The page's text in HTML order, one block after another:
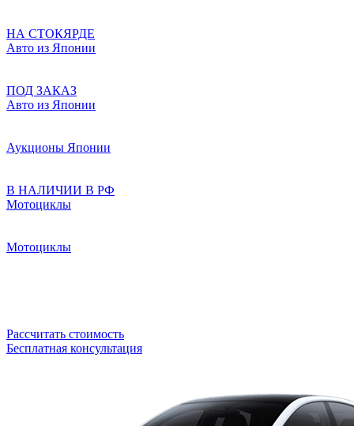
НА СТОКЯРДЕ
Авто из Японии
ПОД ЗАКАЗ
Авто из Японии
Аукционы Японии
В НАЛИЧИИ В РФ
Мотоциклы
Мотоциклы
Рассчитать стоимость
Бесплатная консультация